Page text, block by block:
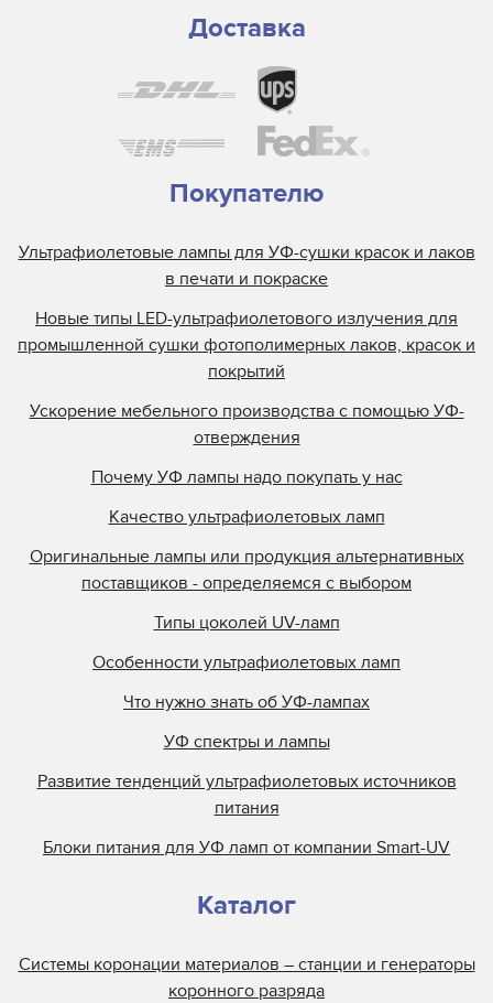
Доставка
Покупателю
Ультрафиолетовые лампы для УФ-сушки красок и лаков
в печати и покраске
Новые типы LED-ультрафиолетового излучения для
промышленной сушки фотополимерных лаков, красок и
покрытий
Ускорение мебельного производства с помощью УФ-
отверждения
Почему УФ лампы надо покупать у нас
Качество ультрафиолетовых ламп
Оригинальные лампы или продукция альтернативных
поставщиков - определяемся с выбором
Типы цоколей UV-ламп
Особенности ультрафиолетовых ламп
Что нужно знать об УФ-лампах
УФ спектры и лампы
Развитие тенденций ультрафиолетовых источников
питания
Блоки питания для УФ ламп от компании Smart-UV
Каталог
Системы коронации материалов – станции и генераторы
коронного разряда